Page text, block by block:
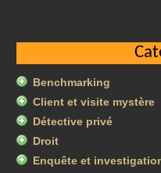
Benchmarking
Client et visite mystère
Détective privé
Droit
Enquête et